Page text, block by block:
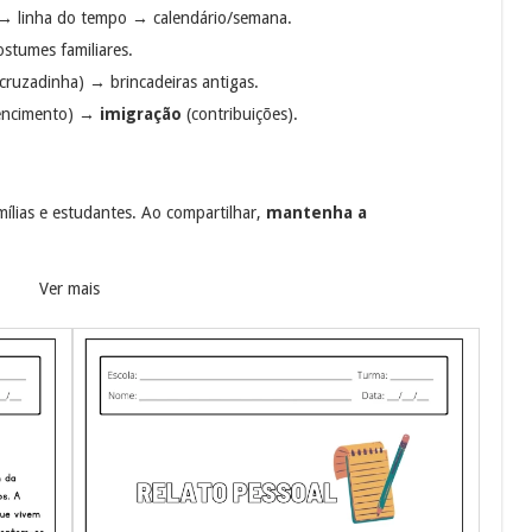
linha do tempo → calendário/semana.
familiares.
→ brincadeiras antigas.
→ imigração (contribuições).
e estudantes. Ao compartilhar, mantenha a
Ver mais